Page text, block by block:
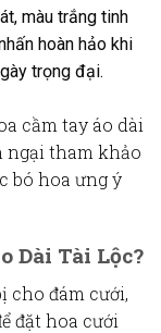
màu trắng tinh
hoàn hảo khi
trọng đại.
cầm tay áo dài
ngại tham khảo
bó hoa ưng ý
Dài Tài Lộc?
cho đám cưới,
đặt hoa cưới